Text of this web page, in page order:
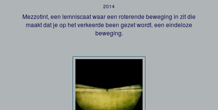
2014
Mezzotint, een lemniscaat waar een roterende beweging in zit die
maakt dat je op het verkeerde been gezet wordt. een eindeloze
beweging.